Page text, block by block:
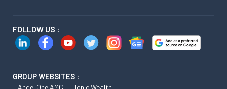
FOLLOW US :
GROUP WEBSITES :